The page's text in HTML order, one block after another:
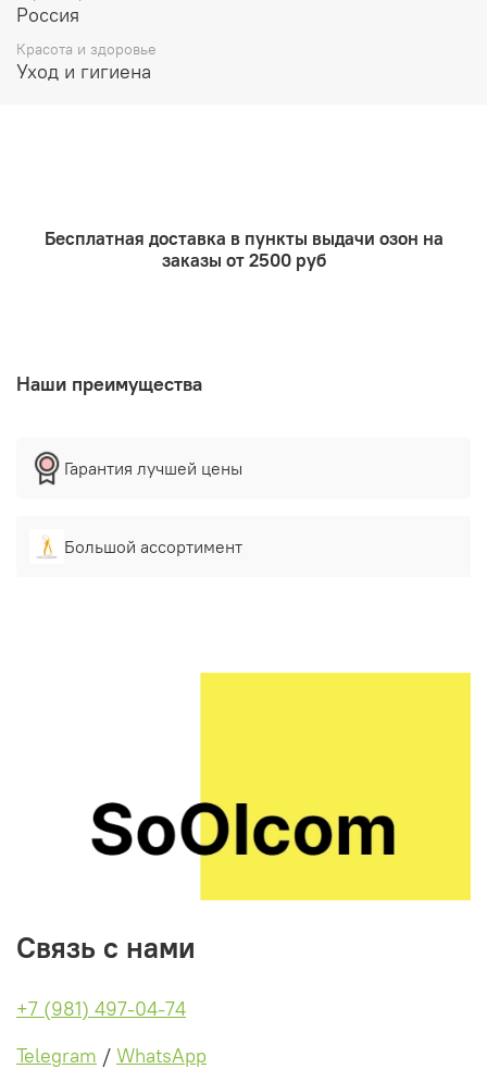
Упругость кожи
Применять в чистом виде и для обогащения
косметических средств (кремов, лосьонов, бальзамов,
Россия
Красота и здоровье
Уход и гигиена
Бесплатная доставка в пункты выдачи озон на
заказы от 2500 руб
Наши преимущества
Гарантия лучшей цены
Большой ассортимент
Связь с нами
+7 (981) 497-04-74
Telegram / WhatsApp